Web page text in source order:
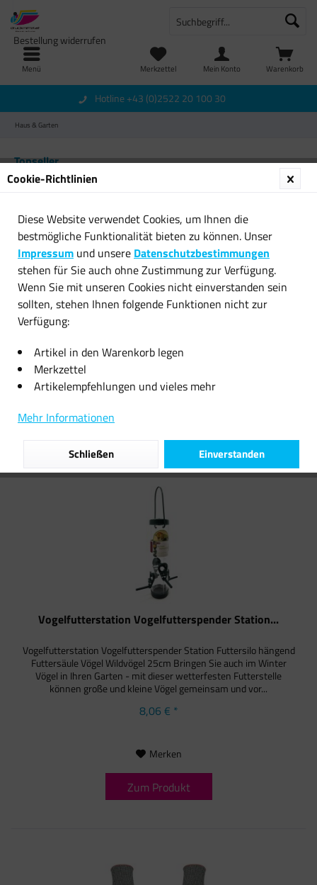
Menü Warenkorb
Merkzettel
Bestellung widerrufen
Mein Konto
Hotline +43 (0)2522 20 100 30
Haus & Garten
Topseller
Vogelfutterstation
Vogelfutterspender Station...
8,06 € *
Ringers Gloves Nitril
Filtern
Vogelfutterstation Vogelfutterspender Station...
Vogelfutterstation Vogelfutterspender Station Futtersilo hängend
Futtersäule Vögel Wildvögel 25cm Bringen Sie auch im Winter
Vögel in Ihren Garten - mit dieser wetterfesten Futterstelle
können große und kleine Vögel gemeinsam und vor...
8,06 € *
Merken
Zum Produkt
Cookie-Richtlinien
Diese Website verwendet Cookies, um Ihnen die
bestmögliche Funktionalität bieten zu können. Unser
Impressum und unsere Datenschutzbestimmungen
stehen für Sie auch ohne Zustimmung zur Verfügung.
Wenn Sie mit unseren Cookies nicht einverstanden sein
sollten, stehen Ihnen folgende Funktionen nicht zur
Verfügung:
Artikel in den Warenkorb legen
Merkzettel
Artikelempfehlungen und vieles mehr
Mehr Informationen
Einverstanden
Schließen